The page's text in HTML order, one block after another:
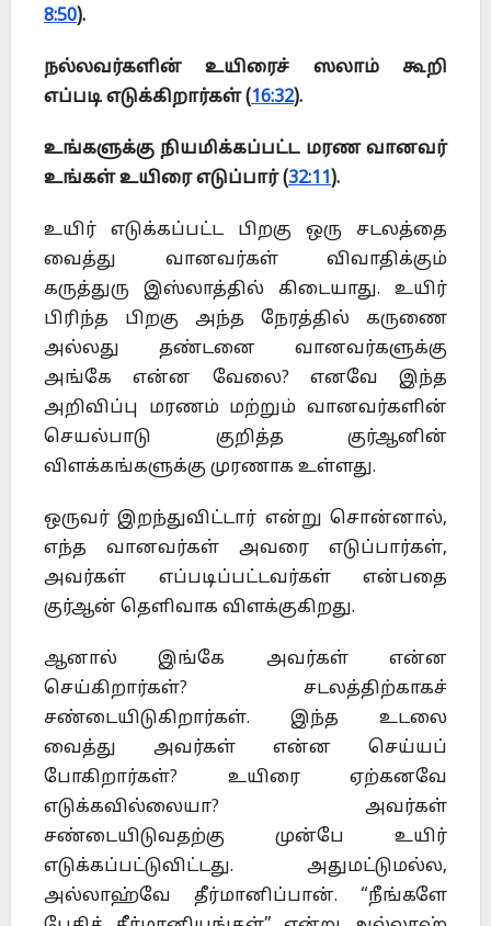
8:50).
நல்லவர்களின் உயிரைச் ஸலாம் கூறி
எப்படி எடுக்கிறார்கள் (16:32).
உங்களுக்கு நியமிக்கப்பட்ட மரண வானவர்
உங்கள் உயிரை எடுப்பார் (32:11).
உயிர் எடுக்கப்பட்ட பிறகு ஒரு சடலத்தை
வைத்து வானவர்கள் விவாதிக்கும்
கருத்துரு இஸ்லாத்தில் கிடையாது. உயிர்
பிரிந்த பிறகு அந்த நேரத்தில் கருணை
அல்லது தண்டனை வானவர்களுக்கு
அங்கே என்ன வேலை? எனவே இந்த
அறிவிப்பு மரணம் மற்றும் வானவர்களின்
செயல்பாடு குறித்த குர்ஆனின்
விளக்கங்களுக்கு முரணாக உள்ளது.
ஒருவர் இறந்துவிட்டார் என்று சொன்னால்,
எந்த வானவர்கள் அவரை எடுப்பார்கள்,
அவர்கள் எப்படிப்பட்டவர்கள் என்பதை
குர்ஆன் தெளிவாக விளக்குகிறது.
ஆனால் இங்கே அவர்கள் என்ன
செய்கிறார்கள்? சடலத்திற்காகச்
சண்டையிடுகிறார்கள். இந்த உடலை
வைத்து அவர்கள் என்ன செய்யப்
போகிறார்கள்? உயிரை ஏற்கனவே
எடுக்கவில்லையா? அவர்கள்
சண்டையிடுவதற்கு முன்பே உயிர்
எடுக்கப்பட்டுவிட்டது. அதுமட்டுமல்ல,
அல்லாஹ்வே தீர்மானிப்பான். “நீங்களே